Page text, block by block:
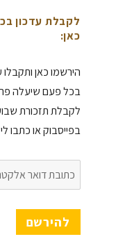
לקבלת עדכון
כאן:
הירשמו כאן ותקבלו
בכל פעם שיעלה
לקבלת תזכורת
בפייסבוק או כתבו
דואר
אלקטרוני
להירשם